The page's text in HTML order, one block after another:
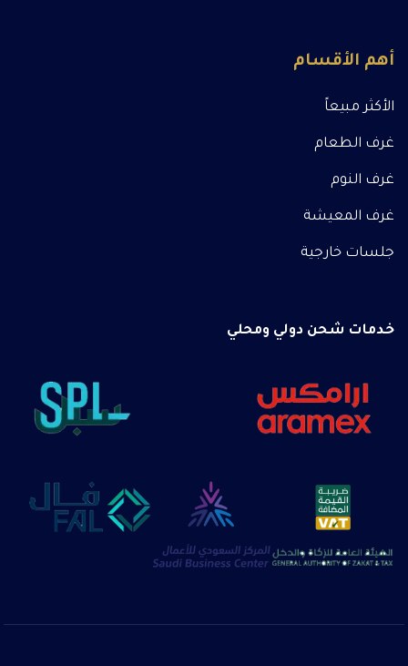
أهم الأقسام
الأكثر مبيعاً
غرف الطعام
غرف النوم
غرف المعيشة
جلسات خارجية
خدمات شحن دولي ومحلي